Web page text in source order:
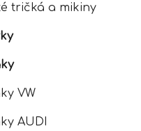
tričká a mikiny
VW
AUDI